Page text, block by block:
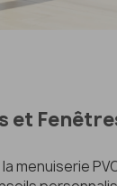
menuiserie